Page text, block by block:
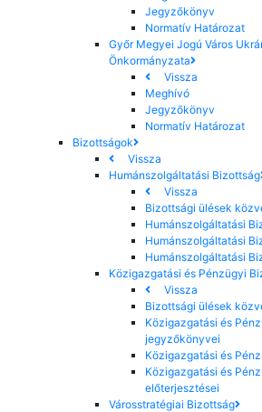
Jegyzőkönyv
Normatív Határozat
Győr Megyei Jogú Város
Önkormányzata
Vissza
Meghívó
Jegyzőkönyv
Normatív Határozat
Bizottságok
Vissza
Humánszolgáltatási Bizottság
Vissza
Bizottsági ülések
Humánszolgáltatási
Humánszolgáltatási
Humánszolgáltatási
Közigazgatási és Pénzügyi
Vissza
Bizottsági ülések
Közigazgatási és
jegyzőkönyvei
Közigazgatási és
Közigazgatási és
előterjesztései
Városstratégiai Bizottság